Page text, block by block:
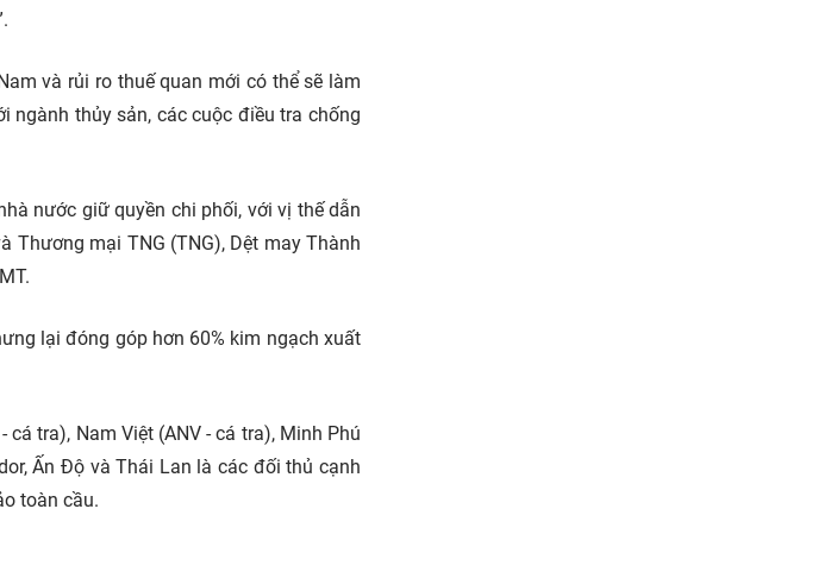
và rủi ro thuế quan mới có thể sẽ làm
thủy sản, các cuộc điều tra chống
nước giữ quyền chi phối, với vị thế dẫn
Thương mại TNG (TNG), Dệt may Thành
lại đóng góp hơn 60% kim ngạch xuất
tra), Nam Việt (ANV - cá tra), Minh Phú
Ấn Độ và Thái Lan là các đối thủ cạnh
toàn cầu.